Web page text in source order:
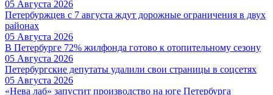
05 Августа 2026
Петербуржцев с 7 августа ждут дорожные ограничения в двух
районах
05 Августа 2026
В Петербурге 72% жилфонда готово к отопительному сезону
05 Августа 2026
Петербургские депутаты удалили свои страницы в соцсетях
05 Августа 2026
«Нева лаб» запустит производство на юге Петербурга